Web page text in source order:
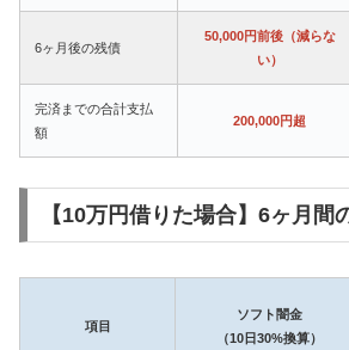
6ヶ月後の残債
50,000円前後（減らな
い）
完済までの合計支払
額
200,000円超
【10万円借りた場合】6ヶ月間
項目
ソフト闇金
（10日30%換算）